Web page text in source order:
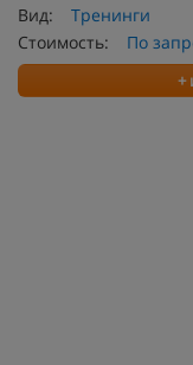
Вид:
Тренинги
Стоимость:
По
+